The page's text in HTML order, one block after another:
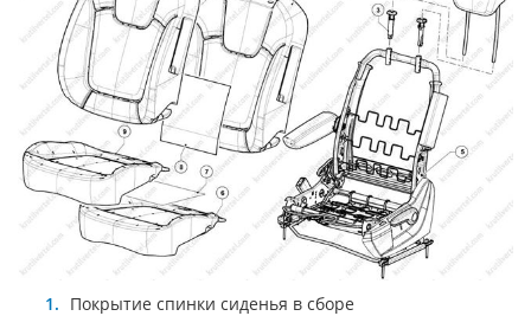
Покрытие спинки сиденья в сборе